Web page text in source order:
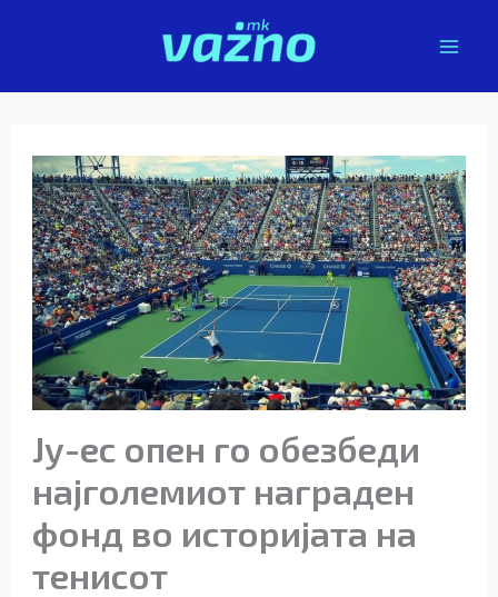
Ју-ес опен го обезбеди
најголемиот награден
фонд во историјата на
тенисот